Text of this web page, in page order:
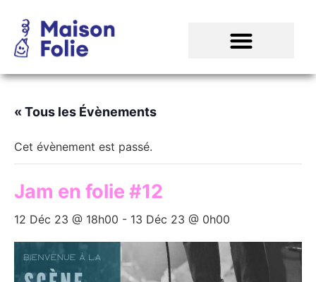
« Tous les Évènements
Cet évènement est passé.
Jam en folie #12
12 Déc 23 @ 18h00 - 13 Déc 23 @ 0h00